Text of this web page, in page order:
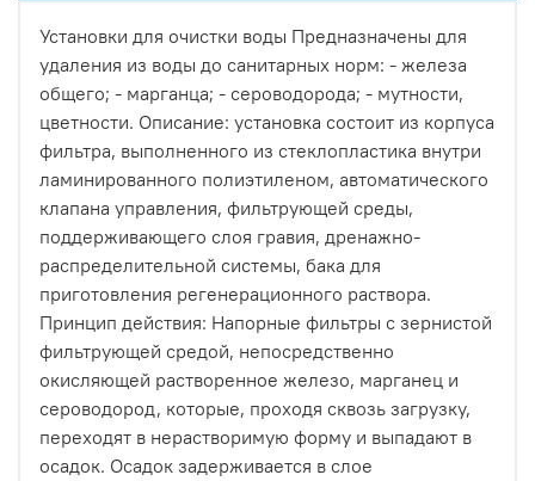
Установки для очистки воды Предназначены для
удаления из воды до санитарных норм: - железа
общего; - марганца; - сероводорода; - мутности,
цветности. Описание: установка состоит из корпуса
фильтра, выполненного из стеклопластика внутри
ламинированного полиэтиленом, автоматического
клапана управления, фильтрующей среды,
поддерживающего слоя гравия, дренажно-
распределительной системы, бака для
приготовления регенерационного раствора.
Принцип действия: Напорные фильтры с зернистой
фильтрующей средой, непосредственно
окисляющей растворенное железо, марганец и
сероводород, которые, проходя сквозь загрузку,
переходят в нерастворимую форму и выпадают в
осадок. Осадок задерживается в слое